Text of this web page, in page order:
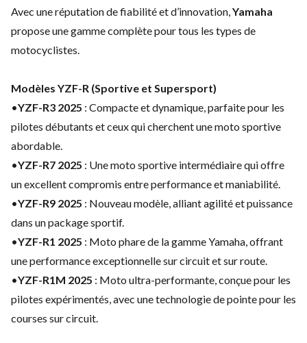
Avec une réputation de fiabilité et d’innovation,Yamaha
propose une gamme complète pour tous les types de
motocyclistes.
Modèles YZF-R (Sportive et Supersport)
•YZF-R3 2025 : Compacte et dynamique, parfaite pour les
pilotes débutants et ceux qui cherchent une moto sportive
abordable.
•YZF-R7 2025 : Une moto sportive intermédiaire qui offre
un excellent compromis entre performance et maniabilité.
•YZF-R9 2025 : Nouveau modèle, alliant agilité et puissance
dans un package sportif.
•YZF-R1 2025 : Moto phare de la gamme Yamaha, offrant
une performance exceptionnelle sur circuit et sur route.
•YZF-R1M 2025 : Moto ultra-performante, conçue pour les
pilotes expérimentés, avec une technologie de pointe pour les
courses sur circuit.